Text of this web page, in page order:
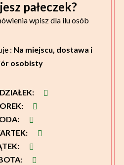
pałeczek?
wpisz dla ilu osób
: Na miejscu, dostawa i
osobisty
:
:
:
:
:
: